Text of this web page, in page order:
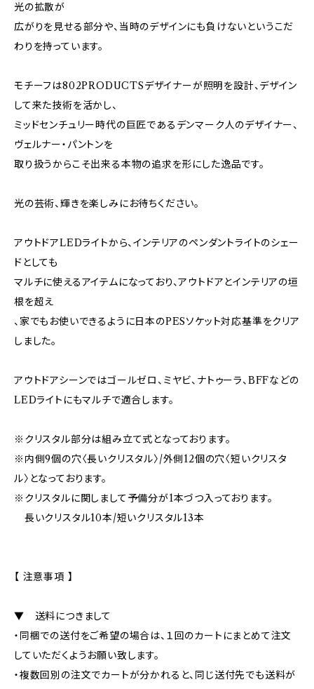
光の拡散が
広がりを見せる部分や、当時のデザインにも負けないというこだ
わりを持っています。
モチーフは802PRODUCTSデザイナーが照明を設計、デザイン
して来た技術を活かし、
ミッドセンチュリー時代の巨匠であるデンマーク人のデザイナー、
ヴェルナー・パントンを
取り扱うからこそ出来る本物の追求を形にした逸品です。
光の芸術、輝きを楽しみにお待ちください。
アウトドアLEDライトから、インテリアのペンダントライトのシェー
ドとしても
マルチに使えるアイテムになっており、アウトドアとインテリアの垣
根を超え
、家でもお使いできるように日本のPESソケット対応基準をクリア
しました。
アウトドアシーンではゴールゼロ、ミヤビ、ナトゥーラ、BFFなどの
LEDライトにもマルチで適合します。
※クリスタル部分は組み立て式となっております。
※内側9個の穴〈長いクリスタル〉/外側12個の穴〈短いクリスタ
ル〉となっております。
※クリスタルに関しまして予備分が1本づつ入っております。
長いクリスタル10本/短いクリスタル13本
【 注意事項 】
▼ 送料につきまして
・同梱での送付をご希望の場合は、１回のカートにまとめて注文
していただくようお願い致します。
・複数回別の注文でカートが分かれると、同じ送付先でも送料が